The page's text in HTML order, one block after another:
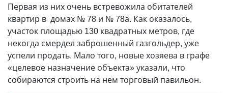
Первая из них очень встревожила обитателей
квартир в домах № 78 и № 78а. Как оказалось,
участок площадью 130 квадратных метров, где
некогда смердел заброшенный газгольдер, уже
успели продать. Мало того, новые хозяева в графе
«целевое назначение объекта» указали, что
собираются строить на нем торговый павильон.